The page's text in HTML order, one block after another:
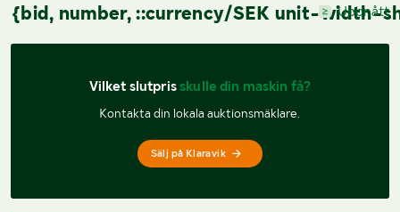
{bid, number, ::currency/SEK unit-width-
Uppnått
Vilket slutpris skulle din maskin få?
Kontakta din lokala auktionsmäklare.
Sälj på Klaravik